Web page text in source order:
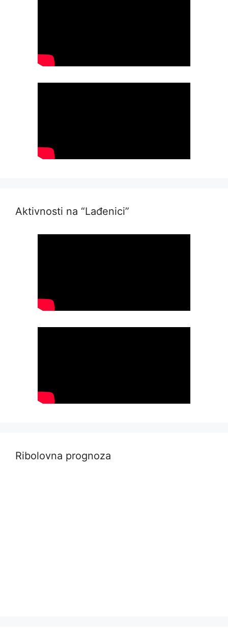
Aktivnosti na “Lađenici”
Ribolovna prognoza